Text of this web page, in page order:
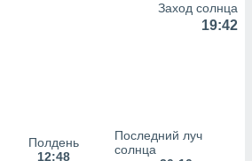
Заход солнца
19:42
Полдень
12:48
Последний луч
солнца